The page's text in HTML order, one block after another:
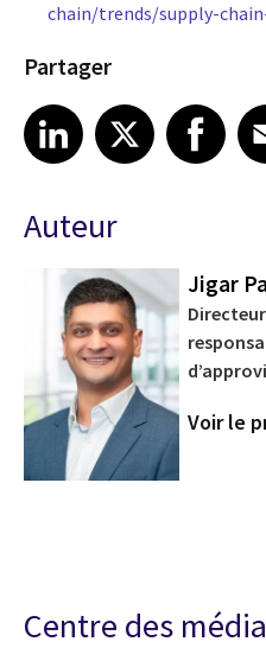
chain/trends/supply-
Partager
Share article on LinkedIn
LinkedIn
Share article on XShare article on
Auteur
Jigar
Voir le
Centre des